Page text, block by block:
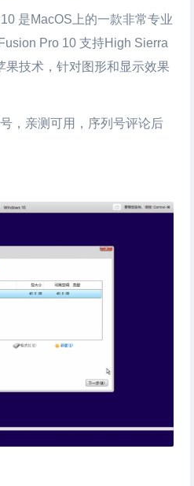
10 是MacOS上的一款非常专业
Pro 10 支持High Sierra
果技术，针对图形和显示效果
，亲测可用，序列号评论后